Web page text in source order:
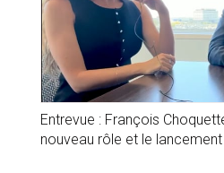
Entrevue : François
nouveau rôle et le lancement